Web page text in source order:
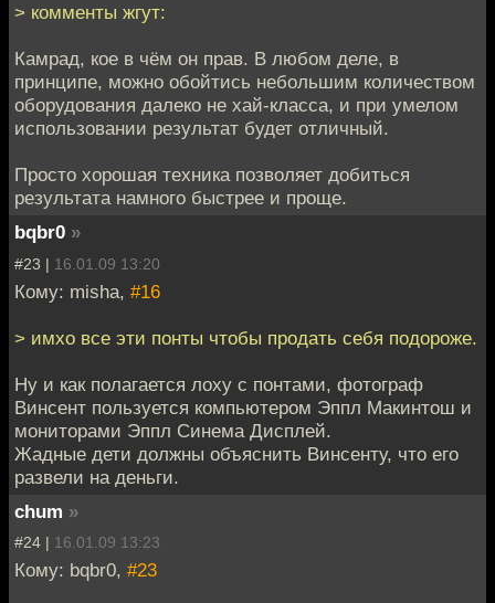
> комменты жгут:
Камрад, кое в чём он прав. В любом деле, в
принципе, можно обойтись небольшим количеством
оборудования далеко не хай-класса, и при умелом
использовании результат будет отличный.
Просто хорошая техника позволяет добиться
результата намного быстрее и проще.
bqbr0 »
#23 | 16.01.09 13:20
Кому: misha, #16
> имхо все эти понты чтобы продать себя подороже.
Ну и как полагается лоху с понтами, фотограф
Винсент пользуется компьютером Эппл Макинтош и
мониторами Эппл Синема Дисплей.
Жадные дети должны объяснить Винсенту, что его
развели на деньги.
chum »
#24 | 16.01.09 13:23
Кому: bqbr0, #23